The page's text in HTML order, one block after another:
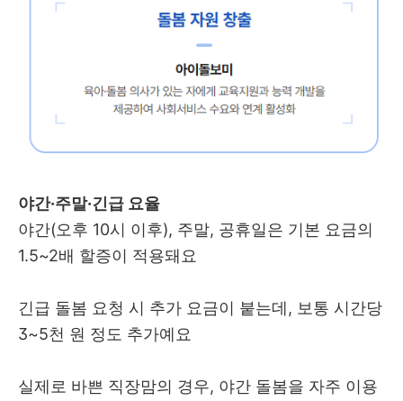
야간·주말·긴급 요율
야간(오후 10시 이후), 주말, 공휴일은 기본 요금의
1.5~2배 할증이 적용돼요
긴급 돌봄 요청 시 추가 요금이 붙는데, 보통 시간당
3~5천 원 정도 추가예요
실제로 바쁜 직장맘의 경우, 야간 돌봄을 자주 이용